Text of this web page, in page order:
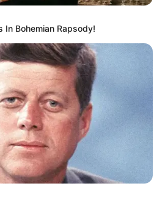
While Kissing Each Other
In Bohemian Rapsody!